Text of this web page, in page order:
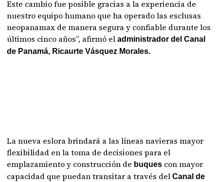
Este cambio fue posible gracias a la experiencia de
nuestro equipo humano que ha operado las esclusas
neopanamax de manera segura y confiable durante los
últimos cinco años”, afirmó eladministrador del Canal
de Panamá, Ricaurte Vásquez Morales.
La nueva eslora brindará a las líneas navieras mayor
flexibilidad en la toma de decisiones para el
emplazamiento y construcción de buques con mayor
capacidad que puedan transitar a través delCanal de